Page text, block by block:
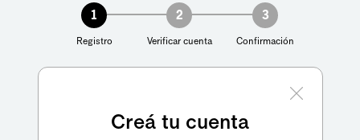
1
Registro
2
Verificar cuenta
3
Confirmación
Creá tu cuenta